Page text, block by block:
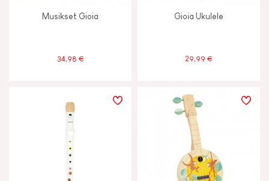
Musikset Gioia
34,98 €
Gioia Ukulele
29,99 €